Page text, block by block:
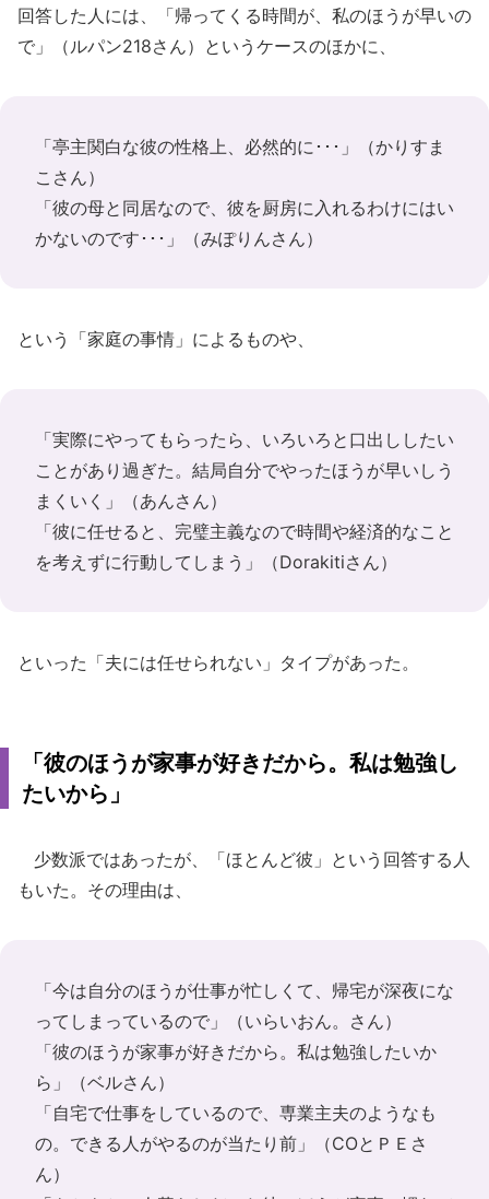
回答した人には、「帰ってくる時間が、私のほうが早いの
で」（ルパン218さん）というケースのほかに、
「亭主関白な彼の性格上、必然的に･･･」（かりすま
こさん）
「彼の母と同居なので、彼を厨房に入れるわけにはい
かないのです･･･」（みぽりんさん）
という「家庭の事情」によるものや、
「実際にやってもらったら、いろいろと口出ししたい
ことがあり過ぎた。結局自分でやったほうが早いしう
まくいく」（あんさん）
「彼に任せると、完璧主義なので時間や経済的なこと
を考えずに行動してしまう」（Dorakitiさん）
といった「夫には任せられない」タイプがあった。
「彼のほうが家事が好きだから。私は勉強し
たいから」
少数派ではあったが、「ほとんど彼」という回答する人
もいた。その理由は、
「今は自分のほうが仕事が忙しくて、帰宅が深夜にな
ってしまっているので」（いらいおん。さん）
「彼のほうが家事が好きだから。私は勉強したいか
ら」（ベルさん）
「自宅で仕事をしているので、専業主夫のようなも
の。できる人がやるのが当たり前」（COとＰＥさ
ん）